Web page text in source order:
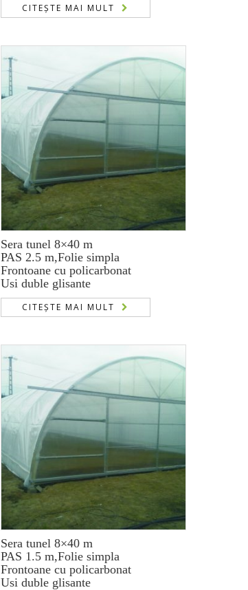
CITEȘTE MAI MULT
Sera tunel 8×40 m
PAS 2.5 m,Folie simpla
Frontoane cu policarbonat
Usi duble glisante
CITEȘTE MAI MULT
Sera tunel 8×40 m
PAS 1.5 m,Folie simpla
Frontoane cu policarbonat
Usi duble glisante